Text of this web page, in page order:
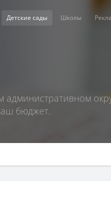
Детские сады Школы
бюджет.